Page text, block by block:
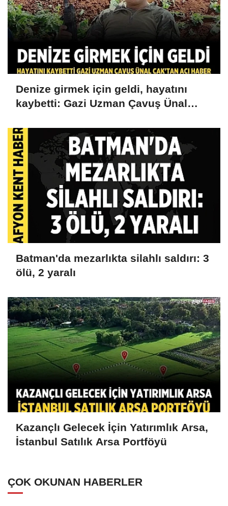
Denize girmek için geldi, hayatını
kaybetti: Gazi Uzman Çavuş Ünal
Batman'da mezarlıkta silahlı saldırı: 3
ölü, 2 yaralı
Kazançlı Gelecek İçin Yatırımlık Arsa,
İstanbul Satılık Arsa Portföyü
ÇOK OKUNAN HABERLER